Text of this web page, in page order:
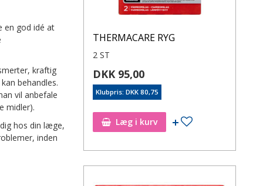
en god idé at
kraftig
behandles.
vil anbefale
midler).
hos din læge,
inden
THERMACARE RYG
2 ST
DKK 95,00
Klubpris: DKK 80,75
Læg i kurv